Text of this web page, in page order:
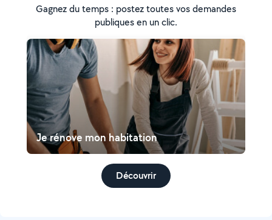
Gagnez du temps : postez toutes vos demandes
publiques en un clic.
Je rénove mon habitation
Découvrir